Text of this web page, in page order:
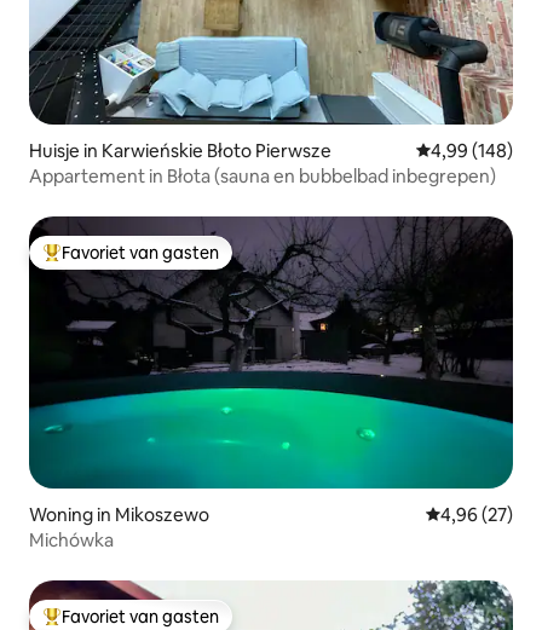
Huisje in Karwieńskie Błoto Pierwsze Gemiddelde
4,99 (148)
Appartement in Błota (sauna en bubbelbad inbegrepen)
Topfavoriet van gasten
Favoriet van gasten
Woning in Mikoszewo Gemiddelde
4,96 (27)
Michówka
Favoriet van gasten